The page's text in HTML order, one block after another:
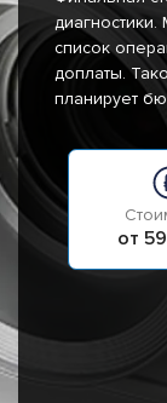
список
доплаты.
планирует
от